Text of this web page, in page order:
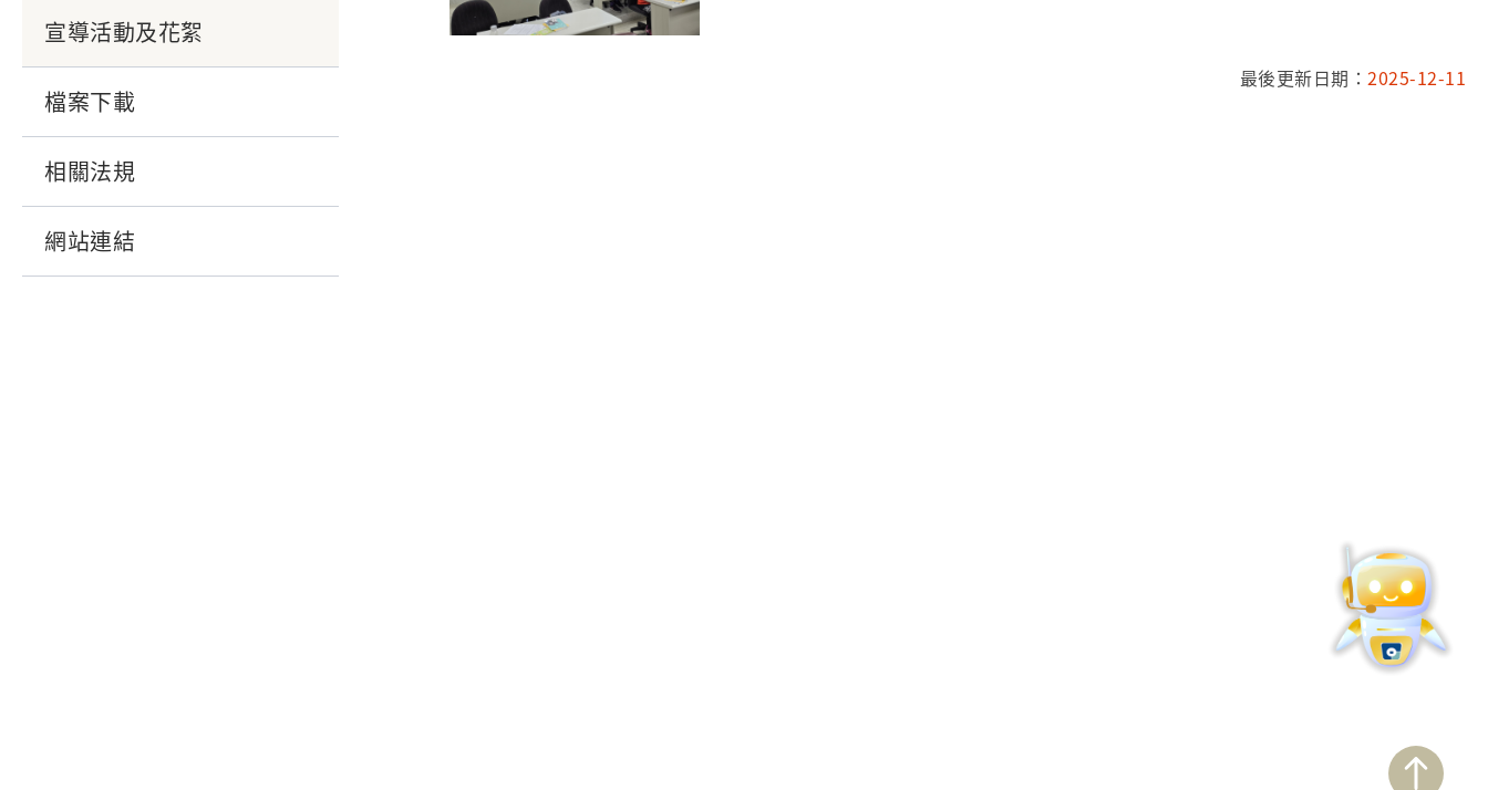
宣導活動及花絮
檔案下載
相關法規
網站連結
最後更新日期： 2025-12-11